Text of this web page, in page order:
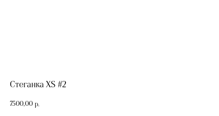
Стеганка XS #2
7500,00 р.